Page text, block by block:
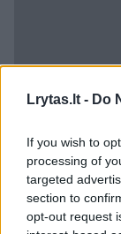
Lrytas.lt - Do
If you wish to
processing of
targeted
section to
opt-out request
Balandį
Šalčininkų